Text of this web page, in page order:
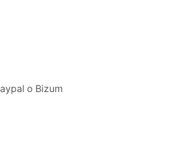
o Bizum